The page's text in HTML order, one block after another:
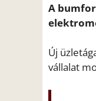
A
Új
vállalat